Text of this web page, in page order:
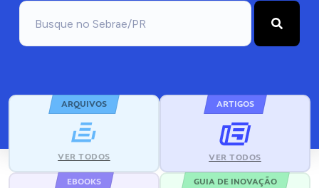
ARQUIVOS
VER TODOS
ARTIGOS
VER TODOS
EBOOKS GUIA DE INOVAÇÃO